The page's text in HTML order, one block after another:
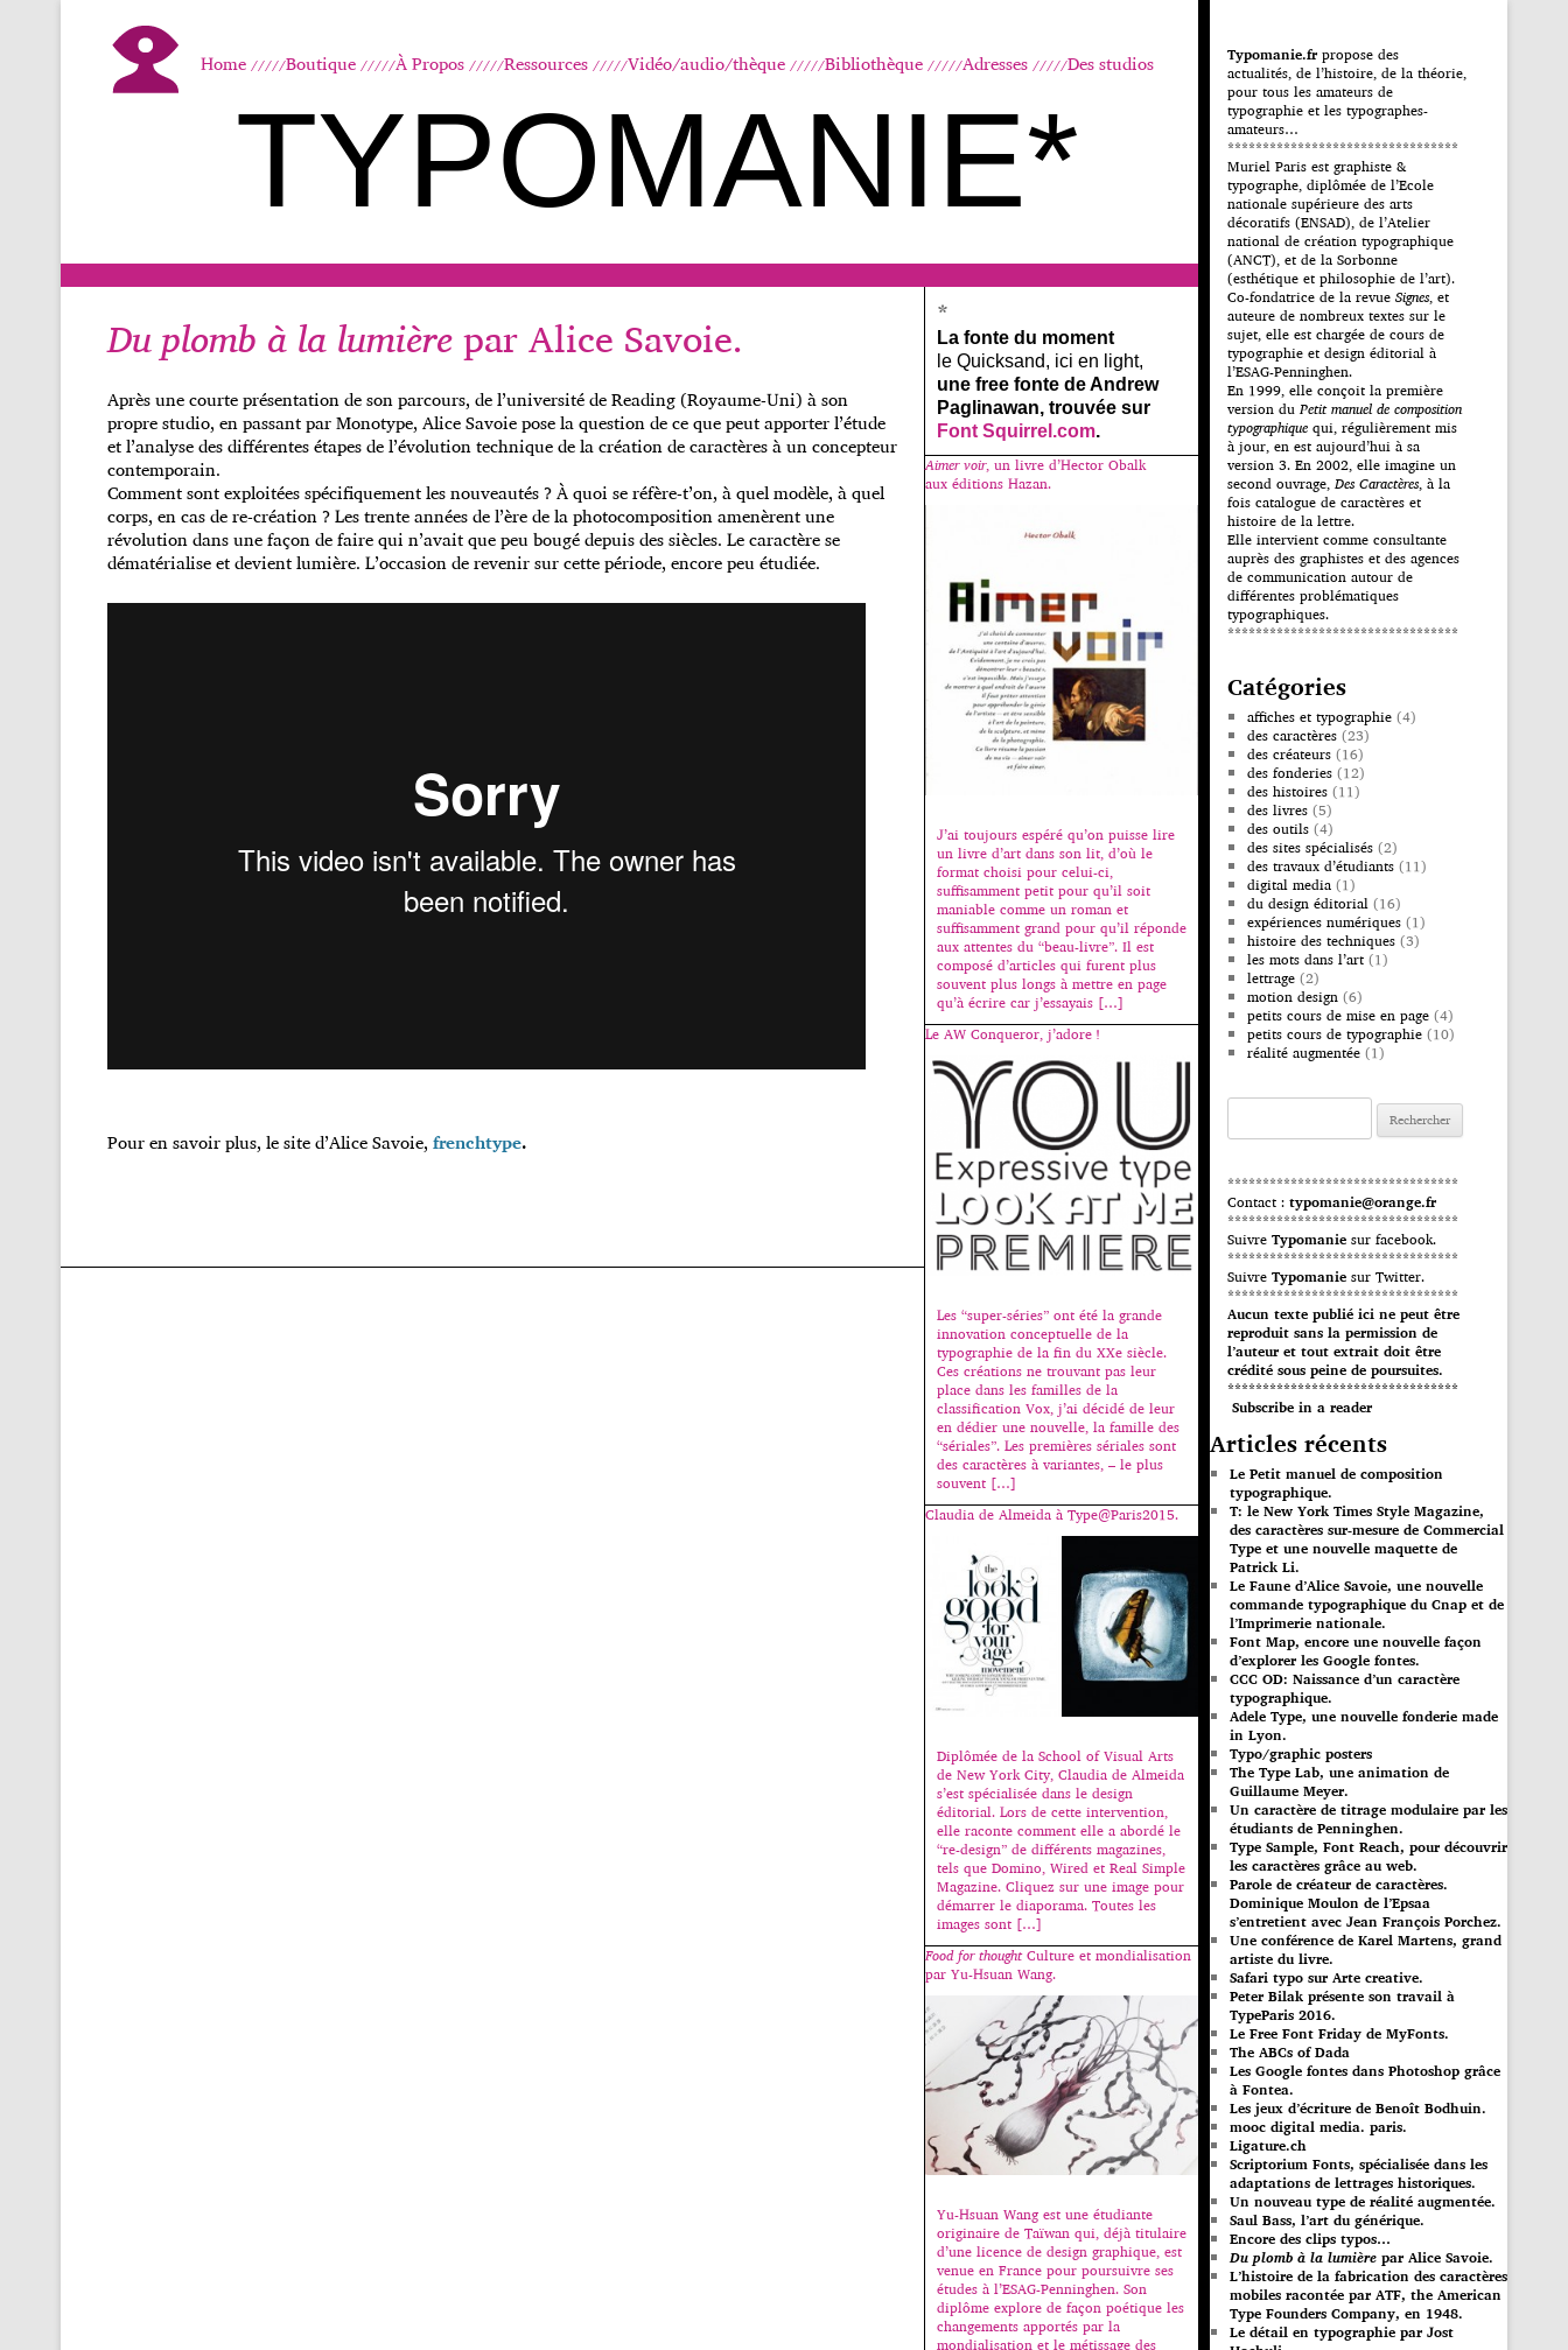
Home Boutique À Propos Ressources Vidéo/audio/thèque Bibliothèque Adresses Des studios
TYPOMANIE*
Du plomb à la lumièrepar Alice Savoie.
Après une courte présentation de son parcours, de l’université de Reading (Royaume-Uni) à son
propre studio, en passant par Monotype, Alice Savoie pose la question de ce que peut apporter l’étude
et l’analyse des différentes étapes de l’évolution technique de la création de caractères à un concepteur
contemporain.
Comment sont exploitées spécifiquement les nouveautés ? À quoi se réfère-t’on, à quel modèle, à quel
corps, en cas de re-création ? Les trente années de l’ère de la photocomposition amenèrent une
révolution dans une façon de faire qui n’avait que peu bougé depuis des siècles. Le caractère se
dématérialise et devient lumière. L’occasion de revenir sur cette période, encore peu étudiée.
Pour en savoir plus, le site d’Alice Savoie, frenchtype.
*
La fonte du moment
le Quicksand, ici en light,
une free fonte de Andrew
Paglinawan, trouvée sur
Font Squirrel.com.
Aimer voir, un livre d’Hector Obalk
aux éditions Hazan.
J’ai toujours espéré qu’on puisse lire
un livre d’art dans son lit, d’où le
format choisi pour celui-ci,
suffisamment petit pour qu’il soit
maniable comme un roman et
suffisamment grand pour qu’il réponde
aux attentes du “beau-livre”. Il est
composé d’articles qui furent plus
souvent plus longs à mettre en page
qu’à écrire car j’essayais […]
Le AW Conqueror, j’adore !
Les “super-séries” ont été la grande
innovation conceptuelle de la
typographie de la fin du XXe siècle.
Ces créations ne trouvant pas leur
place dans les familles de la
classification Vox, j’ai décidé de leur
en dédier une nouvelle, la famille des
“sériales”. Les premières sériales sont
des caractères à variantes, – le plus
souvent […]
Claudia de Almeida à Type@Paris2015.
Diplômée de la School of Visual Arts
de New York City, Claudia de Almeida
s’est spécialisée dans le design
éditorial. Lors de cette intervention,
elle raconte comment elle a abordé le
“re-design” de différents magazines,
tels que Domino, Wired et Real Simple
Magazine. Cliquez sur une image pour
démarrer le diaporama. Toutes les
images sont […]
Food for thoughtCulture et mondialisation
par Yu-Hsuan Wang.
Yu-Hsuan Wang est une étudiante
originaire de Taïwan qui, déjà titulaire
d’une licence de design graphique, est
venue en France pour poursuivre ses
études à l’ESAG-Penninghen. Son
diplôme explore de façon poétique les
changements apportés par la
mondialisation et le métissage des
Typomanie.fr propose des
actualités, de l’histoire, de la théorie,
pour tous les amateurs de
typographie et les typographes-
amateurs…
*********************************
Muriel Paris est graphiste &
typographe, diplômée de l’Ecole
nationale supérieure des arts
décoratifs (ENSAD), de l’Atelier
national de création typographique
(ANCT), et de la Sorbonne
(esthétique et philosophie de l’art).
Co-fondatrice de la revue Signes, et
auteure de nombreux textes sur le
sujet, elle est chargée de cours de
typographie et design éditorial à
l’ESAG-Penninghen.
En 1999, elle conçoit la première
version duPetit manuel de composition
typographique qui, régulièrement mis
à jour, en est aujourd’hui à sa
version 3. En 2002, elle imagine un
second ouvrage, Des Caractères, à la
fois catalogue de caractères et
histoire de la lettre.
Elle intervient comme consultante
auprès des graphistes et des agences
de communication autour de
différentes problématiques
typographiques.
*********************************
Catégories
affiches et typographie (4)
des caractères (23)
des créateurs (16)
des fonderies (12)
des histoires (11)
des livres (5)
des outils (4)
des sites spécialisés (2)
des travaux d’étudiants (11)
digital media (1)
du design éditorial (16)
expériences numériques (1)
histoire des techniques (3)
les mots dans l’art (1)
lettrage (2)
motion design (6)
petits cours de mise en page (4)
petits cours de typographie (10)
réalité augmentée (1)
Rechercher :
*********************************
Contact : typomanie@orange.fr
*********************************
Suivre Typomanie sur facebook.
*********************************
Suivre Typomanie sur Twitter.
*********************************
Aucun texte publié ici ne peut être
reproduit sans la permission de
l’auteur et tout extrait doit être
crédité sous peine de poursuites.
*********************************
Subscribe in a reader
Articles récents
Le Petit manuel de composition
typographique.
T: le New York Times Style Magazine,
des caractères sur-mesure de Commercial
Type et une nouvelle maquette de
Patrick Li.
Le Faune d’Alice Savoie, une nouvelle
commande typographique du Cnap et de
l’Imprimerie nationale.
Font Map, encore une nouvelle façon
d’explorer les Google fontes.
CCC OD: Naissance d’un caractère
typographique.
Adele Type, une nouvelle fonderie made
in Lyon.
Typo/graphic posters
The Type Lab, une animation de
Guillaume Meyer.
Un caractère de titrage modulaire par les
étudiants de Penninghen.
Type Sample, Font Reach, pour découvrir
les caractères grâce au web.
Parole de créateur de caractères.
Dominique Moulon de l’Epsaa
s’entretient avec Jean François Porchez.
Une conférence de Karel Martens, grand
artiste du livre.
Safari typo sur Arte creative.
Peter Bilak présente son travail à
TypeParis 2016.
Le Free Font Friday de MyFonts.
The ABCs of Dada
Les Google fontes dans Photoshop grâce
à Fontea.
Les jeux d’écriture de Benoît Bodhuin.
mooc digital media. paris.
Ligature.ch
Scriptorium Fonts, spécialisée dans les
adaptations de lettrages historiques.
Un nouveau type de réalité augmentée.
Saul Bass, l’art du générique.
Encore des clips typos…
Du plomb à la lumière par Alice Savoie.
L’histoire de la fabrication des caractères
mobiles racontée par ATF, the American
Type Founders Company, en 1948.
Le détail en typographie par Jost